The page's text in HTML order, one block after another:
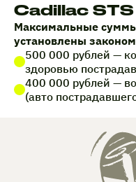
Cadillac STS
Максимальные
установлены
500 000 рублей —
здоровью
400 000 рублей —
(авто